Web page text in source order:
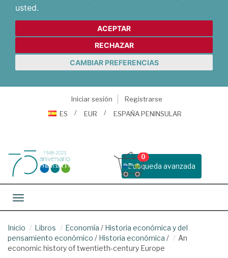
usted.
ACEPTAR
RECHAZAR
CAMBIAR PREFERENCIAS
Iniciar sesión
Registrarse
ES
EUR ESPAÑA PENINSULAR
Busqueda avanzada
0
Toggle navigation
Inicio Libros Economía / Historia económica y del
pensamiento económico / Historia económica /
An
economic history of twentieth-century Europe